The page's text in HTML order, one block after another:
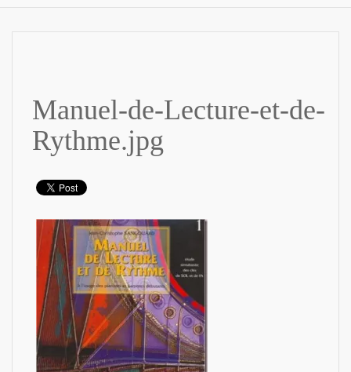
Manuel-de-Lecture-et-de-
Rythme.jpg